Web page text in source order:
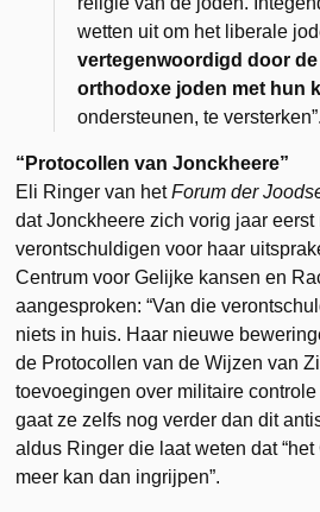
wetten uit om het liberale
vertegenwoordigd door
orthodoxe joden met hun
ondersteunen, te versterken”.
“Protocollen van Jonckheere”
Eli Ringer van hetForum der
dat Jonckheere zich vorig jaar eerst
verontschuldigen voor haar
Centrum voor Gelijke kansen en
aangesproken: “Van die
niets in huis. Haar nieuwe
de Protocollen van de Wijzen van
toevoegingen over militaire
gaat ze zelfs nog verder dan dit
aldus Ringer die laat weten dat
meer kan dan ingrijpen”.